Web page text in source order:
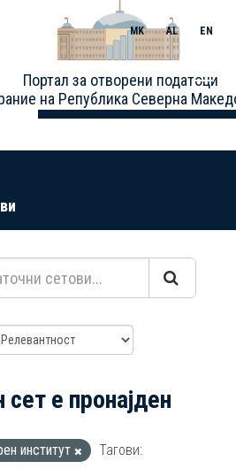
Портал за отворени податоци
на Република Северна
MK AL EN
Toggle
сет е пронајден
институт
Тагови: